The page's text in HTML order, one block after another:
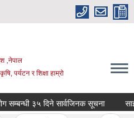
,नेपाल
पर्यटन र शिक्षा हाम्रो
३५ दिने सार्वजिनक सूचना